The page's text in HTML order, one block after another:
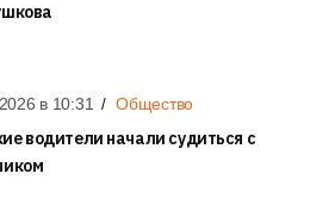
в 10:31 Общество
водители начали судиться с